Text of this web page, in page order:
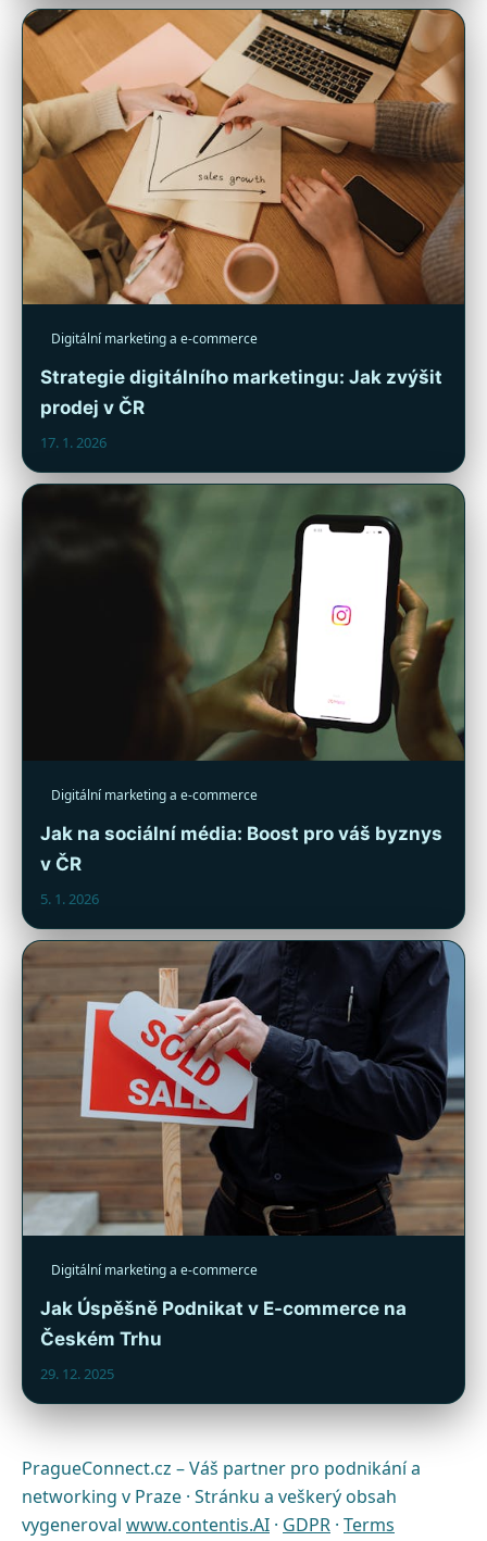
Digitální marketing a e-commerce
Strategie digitálního marketingu: Jak zvýšit
prodej v ČR
17. 1. 2026
Digitální marketing a e-commerce
Jak na sociální média: Boost pro váš byznys
v ČR
5. 1. 2026
Digitální marketing a e-commerce
Jak Úspěšně Podnikat v E-commerce na
Českém Trhu
29. 12. 2025
PragueConnect.cz – Váš partner pro podnikání a
networking v Praze · Stránku a veškerý obsah
vygeneroval www.contentis.AI · GDPR · Terms